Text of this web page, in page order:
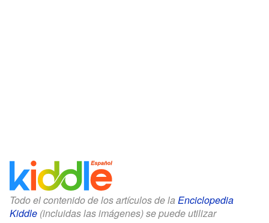
Todo el contenido de los artículos de la Enciclopedia
Kiddle (incluidas las imágenes) se puede utilizar